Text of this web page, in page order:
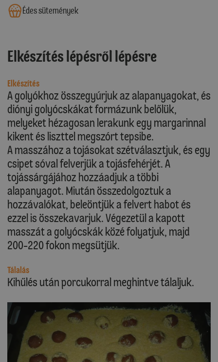
Édes sütemények
Elkészítés lépésről lépésre
Elkészítés
A golyókhoz összegyúrjuk az alapanyagokat, és
diónyi golyócskákat formázunk belőlük,
melyeket hézagosan lerakunk egy margarinnal
kikent és liszttel megszórt tepsibe.
A masszához a tojásokat szétválasztjuk, és egy
csipet sóval felverjük a tojásfehérjét. A
tojássárgájához hozzáadjuk a többi
alapanyagot. Miután összedolgoztuk a
hozzávalókat, beleöntjük a felvert habot és
ezzel is összekavarjuk. Végezetül a kapott
masszát a golyócskák közé folyatjuk, majd
200-220 fokon megsütjük.
Tálalás
Kihűlés után porcukorral meghintve tálaljuk.